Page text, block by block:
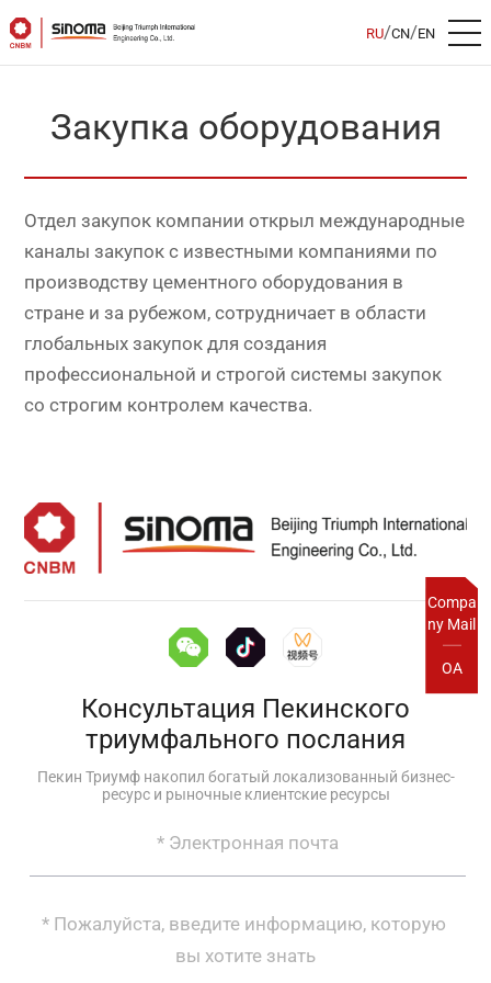
RU/CN/EN
Compa
ny Mail
OA
Закупка оборудования
Отдел закупок компании открыл международные
каналы закупок с известными компаниями по
производству цементного оборудования в
стране и за рубежом, сотрудничает в области
глобальных закупок для создания
профессиональной и строгой системы закупок
со строгим контролем качества.
Консультация Пекинского
триумфального послания
Пекин Триумф накопил богатый локализованный бизнес-
ресурс и рыночные клиентские ресурсы